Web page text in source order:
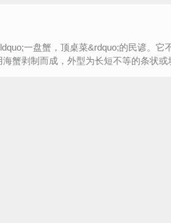
一盘蟹，顶桌菜&rdquo;的民谚。它
蟹剥制而成，外型为长短不等的条状或